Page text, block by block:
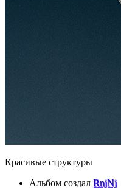
Красивые структуры
Альбом создал RnjNj